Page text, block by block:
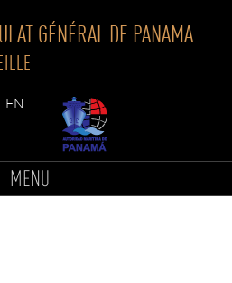
GÉNÉRAL DE PANAMA
MENU